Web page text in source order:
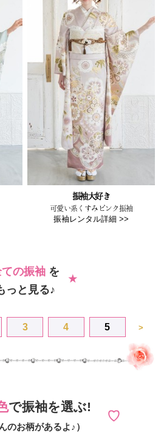
振袖大好き
可愛い系くすみピンク振袖
振袖レンタル詳細 >>
の振袖 を
っと見る♪
3 4 5 >
で振袖を選ぶ!
のお柄があるよ♪）